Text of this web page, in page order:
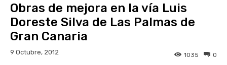
Obras de mejora en la vía Luis
Doreste Silva de Las Palmas de
Gran Canaria
9 Octubre, 2012 0
1035